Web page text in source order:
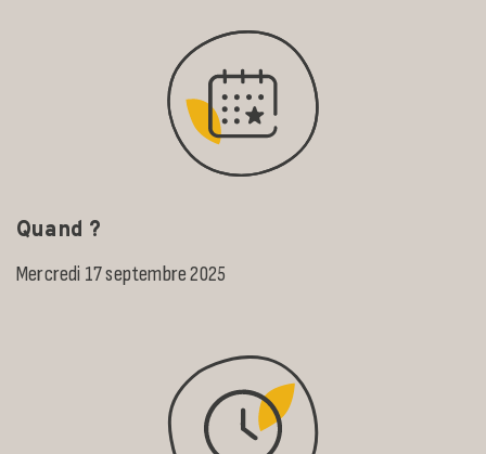
Quand ?
Mercredi 17 septembre 2025